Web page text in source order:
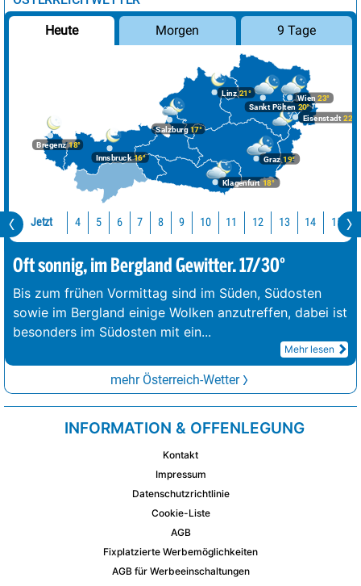
Heute Morgen 9 Tage
Bregenz18°
Graz19°
Innsbruck16°
Klagenfurt 18°
Linz21°
Salzburg17°
Wien 23°
Eisenstadt 22°
Sankt Pölten 20°
Jetzt 4 5 6 7 8 9 10 11 12 13 14 15
Oft sonnig, im Bergland Gewitter. 17/30°
Bis zum frühen Vormittag sind im Süden, Südosten
sowie im Bergland einige Wolken anzutreffen, dabei ist
besonders im Südosten mit ein...
Mehr lesen
mehr Österreich-Wetter
INFORMATION & OFFENLEGUNG
Kontakt
Impressum
Datenschutzrichtlinie
Cookie-Liste
AGB
Fixplatzierte Werbemöglichkeiten
AGB für Werbeeinschaltungen